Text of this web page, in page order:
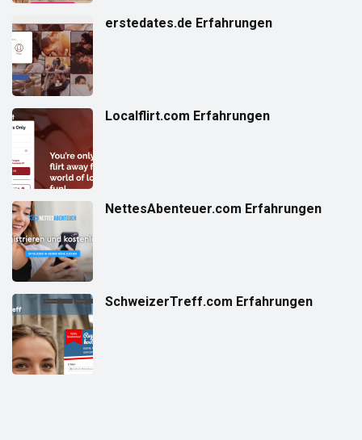
erstedates.de Erfahrungen
Localflirt.com Erfahrungen
NettesAbenteuer.com Erfahrungen
SchweizerTreff.com Erfahrungen